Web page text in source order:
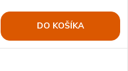
DO KOŠÍKA